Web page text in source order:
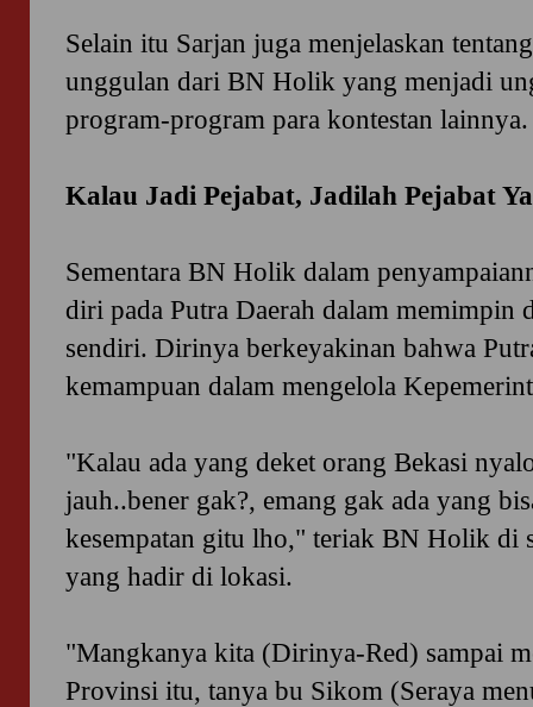
Selain itu Sarjan juga menjelaskan
unggulan dari BN Holik yang menjadi
program-program para kontestan lainnya.
Kalau Jadi Pejabat, Jadilah Pejabat
Sementara BN Holik dalam
diri pada Putra Daerah dalam memimpin
sendiri. Dirinya berkeyakinan bahwa
kemampuan dalam mengelola
"Kalau ada yang deket orang Bekasi
jauh..bener gak?, emang gak ada yang
kesempatan gitu lho," teriak BN Holik di
yang hadir di lokasi.
"Mangkanya kita (Dirinya-Red) sampai
Provinsi itu, tanya bu Sikom (Seraya